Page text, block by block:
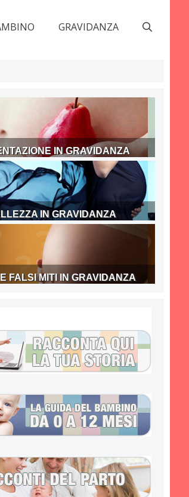
GRAVIDANZA
IN GRAVIDANZA
IN GRAVIDANZA
FALSI MITI IN GRAVIDANZA